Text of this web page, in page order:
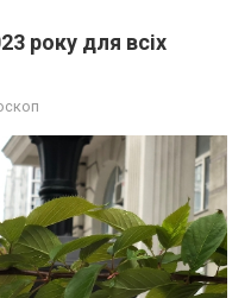
року для всіх